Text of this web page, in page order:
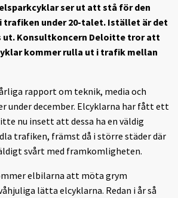
ser ut att stå för den
trafiken under 20-talet. Istället är det
ut. Konsultkoncern Deloitte tror att
kommer rulla ut i trafik mellan
rapport om teknik, media och
under december. Elcyklarna har fått ett
nu insett att dessa ha en väldig
trafiken, främst då i större städer där
svårt med framkomligheten.
elbilarna att möta grym
lätta elcyklarna. Redan i år så